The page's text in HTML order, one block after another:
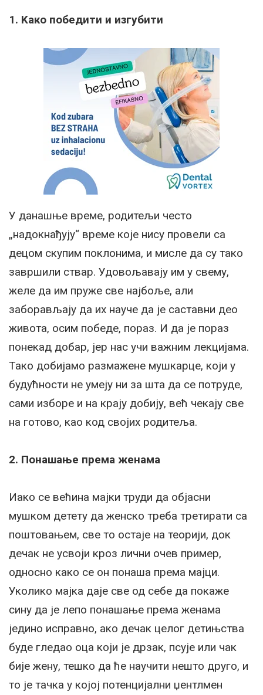
1. Kако победити и изгубити
У данашње време, родитељи често
„надокнађују“ време које нису провели са
децом скупим поклонима, и мисле да су тако
завршили ствар. Удовољавају им у свему,
желе да им пруже све најбоље, али
заборављају да их науче да је саставни део
живота, осим победе, пораз. И да је пораз
понекад добар, јер нас учи важним лекцијама.
Тако добијамо размажене мушкарце, који у
будућности не умеју ни за шта да се потруде,
сами изборе и на крају добију, већ чекају све
на готово, као код својих родитеља.
2. Понашање према женама
Иако се већина мајки труди да објасни
мушком детету да женско треба третирати са
поштовањем, све то остаје на теорији, док
дечак не усвоји кроз лични очев пример,
односно како се он понаша према мајци.
Уколико мајка даје све од себе да покаже
сину да је лепо понашање према женама
једино исправно, ако дечак целог детињства
буде гледао оца који је дрзак, псује или чак
бије жену, тешко да ће научити нешто друго, и
то је тачка у којој потенцијални џентлмен